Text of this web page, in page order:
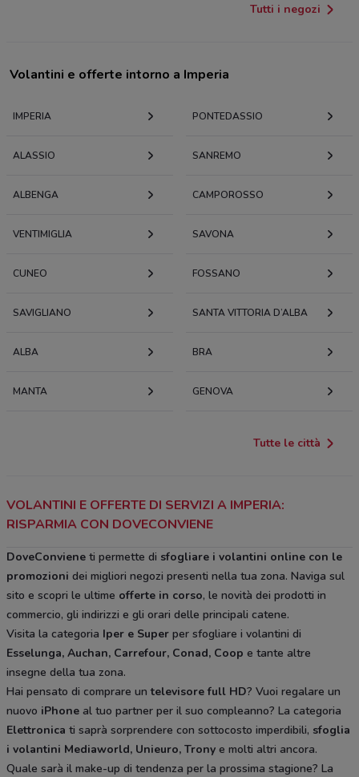
Tutti i negozi
Volantini e offerte intorno a Imperia
IMPERIA PONTEDASSIO
ALASSIO SANREMO
ALBENGA CAMPOROSSO
VENTIMIGLIA SAVONA
CUNEO FOSSANO
SAVIGLIANO SANTA VITTORIA D’ALBA
ALBA BRA
MANTA GENOVA
Tutte le città
VOLANTINI E OFFERTE DI SERVIZI A IMPERIA:
RISPARMIA CON DOVECONVIENE
DoveConviene ti permette di sfogliare i volantini online con le
promozioni dei migliori negozi presenti nella tua zona. Naviga sul
sito e scopri le ultime offerte in corso, le novità dei prodotti in
commercio, gli indirizzi e gli orari delle principali catene.
Visita la categoria Iper e Super per sfogliare i volantini di
Esselunga, Auchan, Carrefour, Conad, Coop e tante altre
insegne della tua zona.
Hai pensato di comprare untelevisore full HD? Vuoi regalare un
nuovo iPhone al tuo partner per il suo compleanno? La categoria
Elettronica ti saprà sorprendere con sottocosto imperdibili, sfoglia
i volantini Mediaworld, Unieuro, Trony e molti altri ancora.
Quale sarà il make-up di tendenza per la prossima stagione? La